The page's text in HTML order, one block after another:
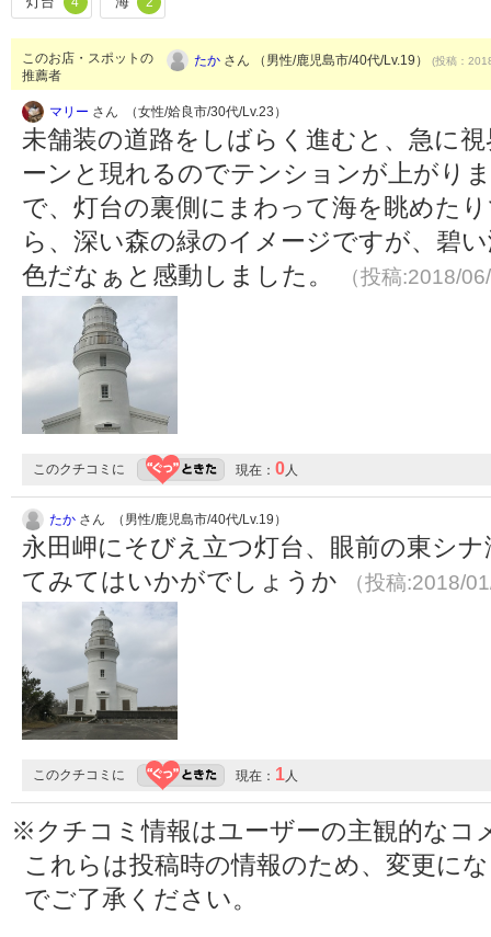
このお店・スポットの
推薦者
たか さん （男性/鹿児島市/40代/Lv.19） (投稿：
マリー さん （女性/姶良市/30代/Lv.23）
未舗装の道路をしばらく進むと、急に
ーンと現れるのでテンションが上がり
で、灯台の裏側にまわって海を眺めた
ら、深い森の緑のイメージですが、碧
色だなぁと感動しました。
（投稿:2018/
このクチコミに 現在： 0 人
たか さん （男性/鹿児島市/40代/Lv.19）
永田岬にそびえ立つ灯台、眼前の東シ
てみてはいかがでしょうか
（投稿:2018/
このクチコミに 現在： 1 人
※クチコミ情報はユーザーの主観的なコ
これらは投稿時の情報のため、変更に
でご了承ください。